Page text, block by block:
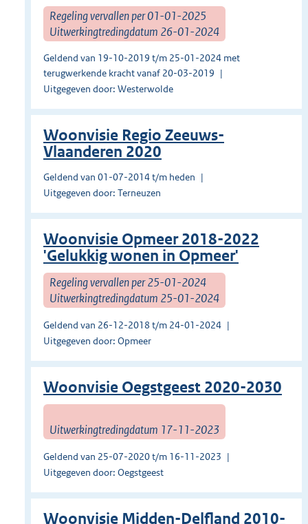
Regeling vervallen per 01-01-2025
Uitwerkingtredingdatum 26-01-2024
Geldend van 19-10-2019 t/m 25-01-2024 met
terugwerkende kracht vanaf 20-03-2019
Uitgegeven door: Westerwolde
Woonvisie Regio Zeeuws-
Vlaanderen 2020
Geldend van 01-07-2014 t/m heden
Uitgegeven door: Terneuzen
Woonvisie Opmeer 2018-2022
'Gelukkig wonen in Opmeer'
Regeling vervallen per 25-01-2024
Uitwerkingtredingdatum 25-01-2024
Geldend van 26-12-2018 t/m 24-01-2024
Uitgegeven door: Opmeer
Woonvisie Oegstgeest 2020-2030
Uitwerkingtredingdatum 17-11-2023
Geldend van 25-07-2020 t/m 16-11-2023
Uitgegeven door: Oegstgeest
Woonvisie Midden-Delfland 2010-